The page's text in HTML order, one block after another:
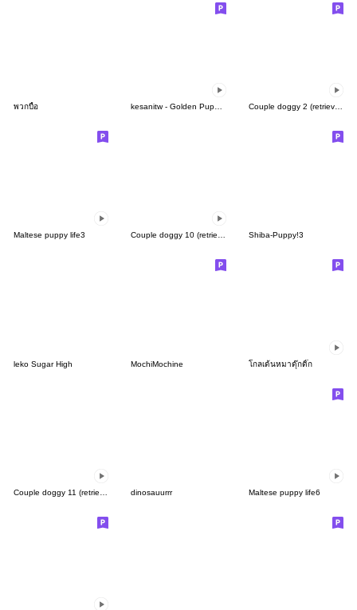
พวกบื้อ Couple doggy 2 (retriever)
Maltese puppy life3 Couple doggy 10 (retriever) Shiba-Puppy!3
leko Sugar High MochiMochine โกลเด้นหมาดุ๊กดิ๊ก
dinosauurrr Maltese puppy life6